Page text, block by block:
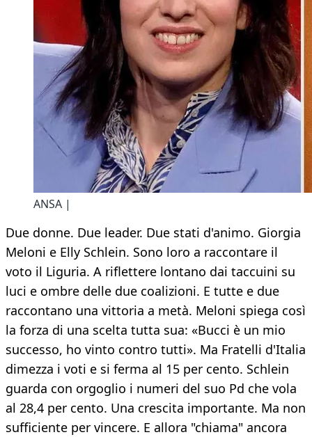
ANSA |
Due donne. Due leader. Due stati d'animo. Giorgia
Meloni e Elly Schlein. Sono loro a raccontare il
voto il Liguria. A riflettere lontano dai taccuini su
luci e ombre delle due coalizioni. E tutte e due
raccontano una vittoria a metà. Meloni spiega così
la forza di una scelta tutta sua: «Bucci è un mio
successo, ho vinto contro tutti». Ma Fratelli d'Italia
dimezza i voti e si ferma al 15 per cento. Schlein
guarda con orgoglio i numeri del suo Pd che vola
al 28,4 per cento. Una crescita importante. Ma non
sufficiente per vincere. E allora "chiama" ancora